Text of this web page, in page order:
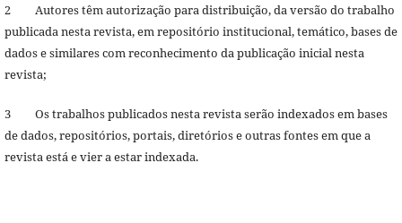
2 Autores têm autorização para distribuição, da versão do trabalho
publicada nesta revista, em repositório institucional, temático, bases de
dados e similares com reconhecimento da publicação inicial nesta
revista;
3 Os trabalhos publicados nesta revista serão indexados em bases
de dados, repositórios, portais, diretórios e outras fontes em que a
revista está e vier a estar indexada.